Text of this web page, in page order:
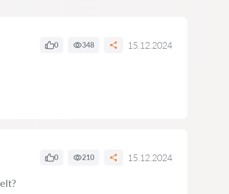
0 348 15.12.2024
0 210 15.12.2024